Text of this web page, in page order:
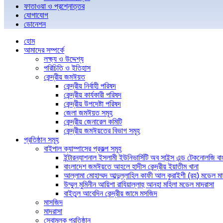
ফাতাওয়া ও প্রশ্নোত্তর
যোগাযোগ
ডোনেশন
হোম
আমাদের সম্পর্কে
লক্ষ্য ও উদ্দেশ্য
পরিচিতি ও ইতিহাস
কেন্দ্রীয় জমঈয়ত
কেন্দ্রীয় নির্বাহী পরিষদ
কেন্দ্রীয় কার্যকারী পরিষদ
কেন্দ্রীয় উপদেষ্টা পরিষদ
জেলা জমঈয়ত সমূহ
কেন্দ্রীয় জেনারেল কমিটি
কেন্দ্রীয় জমঈয়তের বিভাগ সমূহ
প্রতিষ্ঠান সমূহ
বাইপাল ক্যাম্পাসের প্রকল্প সমূহ
ইন্টারন্যাশনাল ইসলামী ইউনিভার্সিটি অব সাইন্স এন্ড টেকনোলজি
বাংলাদেশ জমঈয়তে আহলে হাদীস কেন্দ্রীয় ইয়াতীম খানা
আল্লামা মোহাম্মদ আব্দুল্লাহিল কাফী আল কুরাইশী (রহ) মডেল
উম্মুল মুমিনীন আয়িশা রাযিয়াল্লাহু আনহা মহিলা মডেল মাদরাসা
বাইতুল আবেদিন কেন্দ্রীয় জামে মসজিদ
মাসজিদ
মাদরাসা
সেবামূলক প্রতিষ্ঠান